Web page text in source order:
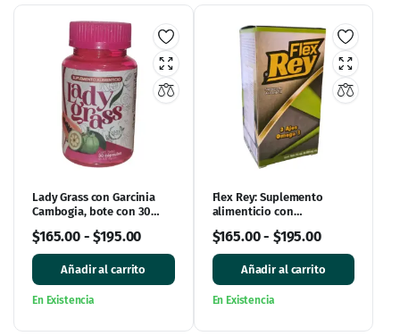
Lady Grass con Garcinia
Cambogia, bote con 30
$165.00-$195.00
Añadir al carrito
En Existencia
Flex Rey: Suplemento
alimenticio con
para aliviar el dolor de
huesos
$165.00- $195.00
Añadir al carrito
En Existencia